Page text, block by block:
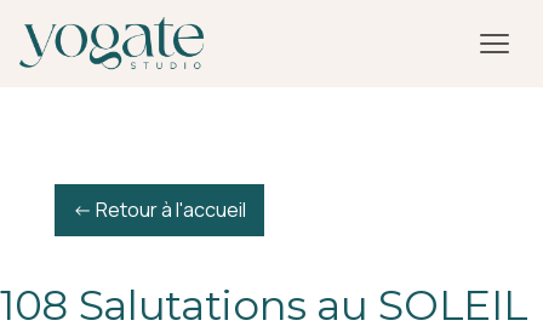
<- Retour à l'accueil
108 Salutations au SOLEIL